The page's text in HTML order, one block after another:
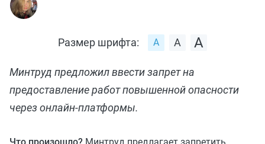
Размер шрифта:
Минтруд предложил ввести запрет на
предоставление работ повышенной опасности
через онлайн-платформы.